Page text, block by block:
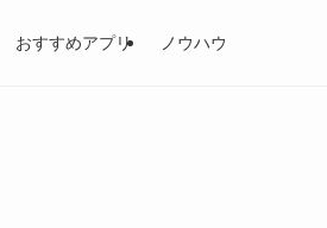
おすすめアプリ ノウハウ